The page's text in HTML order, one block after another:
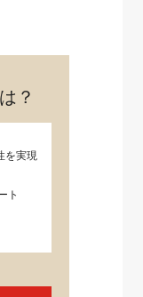
？
を実現
ト